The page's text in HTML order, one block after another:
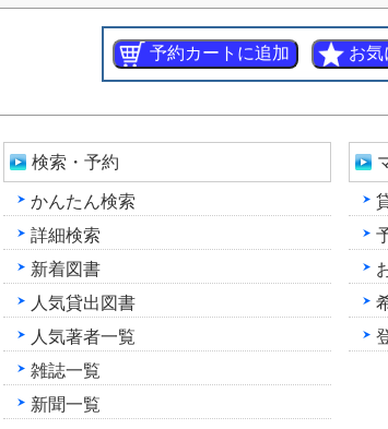
検索・予約
かんたん検索
詳細検索
新着図書
人気貸出図書
人気著者一覧
雑誌一覧
新聞一覧